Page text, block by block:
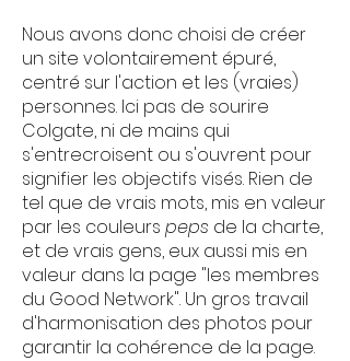
Nous avons donc choisi de créer
un site volontairement épuré,
centré sur l'action et les (vraies)
personnes. Ici pas de sourire
Colgate, ni de mains qui
s'entrecroisent ou s'ouvrent pour
signifier les objectifs visés. Rien de
tel que de vrais mots, mis en valeur
par les couleurs peps de la charte,
et de vrais gens, eux aussi mis en
valeur dans la page "les membres
du Good Network". Un gros travail
d'harmonisation des photos pour
garantir la cohérence de la page.